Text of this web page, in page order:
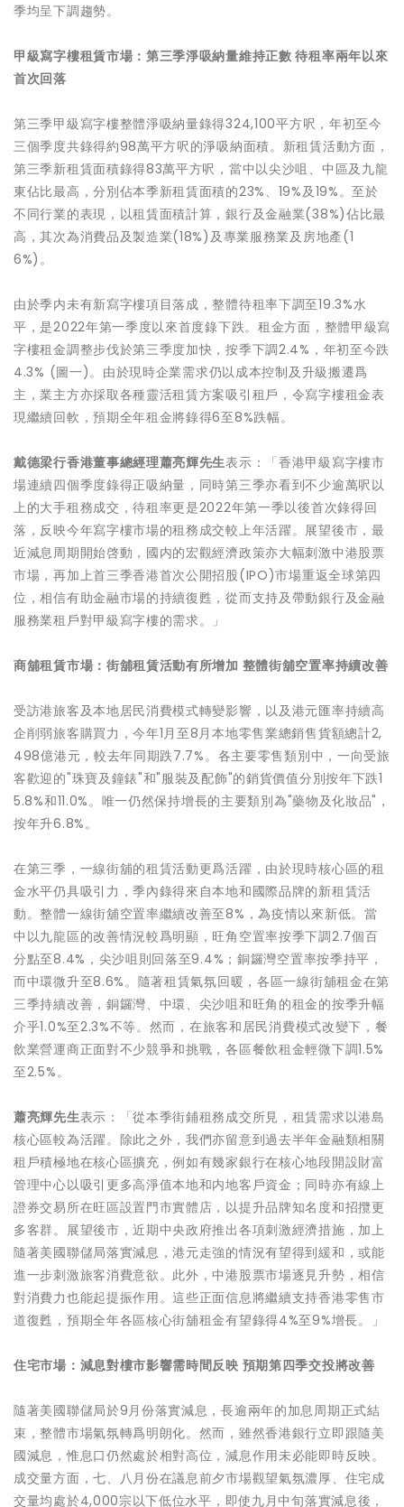
季均呈下調趨勢。
甲級寫字樓租賃市場：第三季淨吸納量維持正數 待租率兩年以來
首次回落
第三季甲級寫字樓整體淨吸納量錄得324,100平方呎，年初至今
三個季度共錄得約98萬平方呎的淨吸納面積。新租賃活動方面，
第三季新租賃面積錄得83萬平方呎，當中以尖沙咀、中區及九龍
東佔比最高，分別佔本季新租賃面積的23%、19%及19%。至於
不同行業的表現，以租賃面積計算，銀行及金融業(38%)佔比最
高，其次為消費品及製造業(18%)及專業服務業及房地產(1
6%)。
由於季内未有新寫字樓項目落成，整體待租率下調至19.3%水
平，是2022年第一季度以來首度錄下跌。租金方面，整體甲級寫
字樓租金調整步伐於第三季度加快，按季下調2.4%，年初至今跌
4.3% (圖一)。由於現時企業需求仍以成本控制及升級搬遷爲
主，業主方亦採取各種靈活租賃方案吸引租戶，令寫字樓租金表
現繼續回軟，預期全年租金將錄得6至8%跌幅。
戴德梁行香港董事總經理蕭亮輝先生表示：「香港甲級寫字樓市
場連續四個季度錄得正吸納量，同時第三季亦看到不少逾萬呎以
上的大手租務成交，待租率更是2022年第一季以後首次錄得回
落，反映今年寫字樓市場的租務成交較上年活躍。展望後市，最
近減息周期開始啓動，國内的宏觀經濟政策亦大幅刺激中港股票
市場，再加上首三季香港首次公開招股(IPO)市場重返全球第四
位，相信有助金融市場的持續復甦，從而支持及帶動銀行及金融
服務業租戶對甲級寫字樓的需求。」
商舖租賃市場：街舖租賃活動有所增加 整體街舖空置率持續改善
受訪港旅客及本地居民消費模式轉變影響，以及港元匯率持續高
企削弱旅客購買力，今年1月至8月本地零售業總銷售貨額總計2,
498億港元，較去年同期跌7.7%。各主要零售類別中，一向受旅
客歡迎的"珠寶及鐘錶"和"服裝及配飾"的銷貨價值分別按年下跌1
5.8%和11.0%。唯一仍然保持增長的主要類別為"藥物及化妝品"，
按年升6.8%。
在第三季，一線街舖的租賃活動更爲活躍，由於現時核心區的租
金水平仍具吸引力，季內錄得來自本地和國際品牌的新租賃活
動。整體一線街舖空置率繼續改善至8%，為疫情以來新低。當
中以九龍區的改善情況較爲明顯，旺角空置率按季下調2.7個百
分點至8.4%，尖沙咀則回落至9.4%；銅鑼灣空置率按季持平，
而中環微升至8.6%。隨著租賃氣氛回暖，各區一線街舖租金在第
三季持續改善，銅鑼灣、中環、尖沙咀和旺角的租金的按季升幅
介乎1.0%至2.3%不等。然而，在旅客和居民消費模式改變下，餐
飲業營運商正面對不少競爭和挑戰，各區餐飲租金輕微下調1.5%
至2.5%。
蕭亮輝先生表示：「從本季街鋪租務成交所見，租賃需求以港島
核心區較為活躍。除此之外，我們亦留意到過去半年金融類相關
租戶積極地在核心區擴充，例如有幾家銀行在核心地段開設財富
管理中心以吸引更多高淨值本地和内地客戶資金；同時亦有線上
證券交易所在旺區設置門市實體店，以提升品牌知名度和招攬更
多客群。展望後市，近期中央政府推出各項刺激經濟措施，加上
隨著美國聯儲局落實減息，港元走強的情況有望得到緩和，或能
進一步刺激旅客消費意欲。此外，中港股票市場逐見升勢，相信
對消費力也能起提振作用。這些正面信息將繼續支持香港零售市
道復甦，預期全年各區核心街舖租金有望錄得4%至9%增長。」
住宅市場：減息對樓市影響需時間反映 預期第四季交投將改善
隨著美國聯儲局於9月份落實減息，長逾兩年的加息周期正式結
束，整體市場氣氛轉爲明朗化。然而，雖然香港銀行立即跟隨美
國減息，惟息口仍然處於相對高位，減息作用未必能即時反映。
成交量方面，七、八月份在議息前夕市場觀望氣氛濃厚、住宅成
交量均處於4,000宗以下低位水平，即使九月中旬落實減息後，